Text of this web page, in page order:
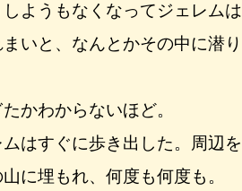
ようもなくなってジェレムは
いと、なんとかその中に潜り
かわからないほど。
はすぐに歩き出した。周辺を
に埋もれ、何度も何度も。